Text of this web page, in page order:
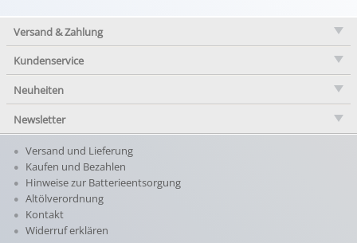
Versand & Zahlung
Kundenservice
Neuheiten
Newsletter
Versand und Lieferung
Kaufen und Bezahlen
Hinweise zur Batterieentsorgung
Altölverordnung
Kontakt
Widerruf erklären